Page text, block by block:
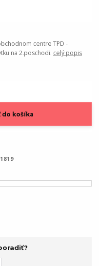
centre TPD -
na 2.poschodi. celý popis
do košíka